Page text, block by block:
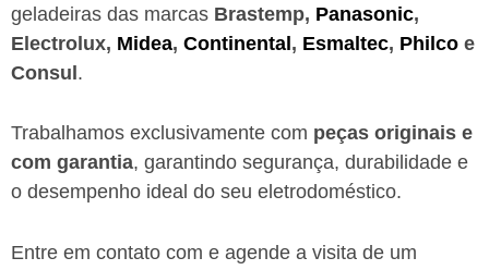
geladeiras das marcas Brastemp, Panasonic,
Electrolux, Midea, Continental, Esmaltec, Philco e
Consul.
Trabalhamos exclusivamente com peças originais e
com garantia, garantindo segurança, durabilidade e
o desempenho ideal do seu eletrodoméstico.
Entre em contato com e agende a visita de um